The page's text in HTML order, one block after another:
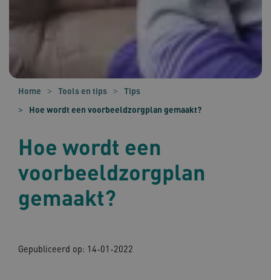
Home Tools en tips
Tips
Hoe wordt een voorbeeldzorgplan gemaakt?
Hoe wordt een
voorbeeldzorgplan
gemaakt?
Gepubliceerd op: 14-01-2022